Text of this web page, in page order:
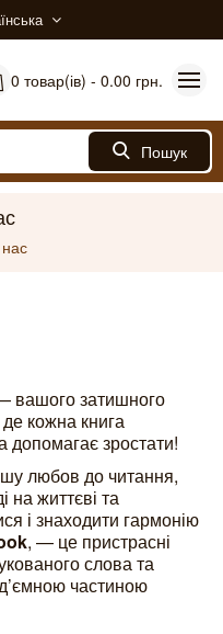
0 товар(ів) - 0.00 грн.
Пошук
вашого затишного
кожна книга
допомагає зростати!
любов до читання,
на життєві та
і знаходити гармонію
, — це пристрасні
слова та
частиною